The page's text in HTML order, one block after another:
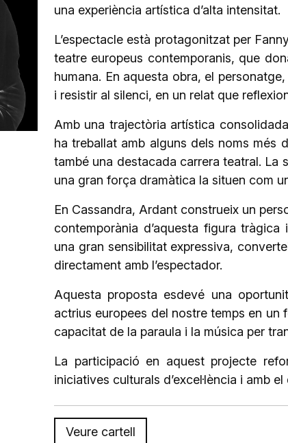
una experiència artística d’alta intensitat.
L’espectacle està protagonitzat per
teatre europeus contemporanis, que
humana. En aquesta obra, el
i resistir al silenci, en un relat que
Amb una trajectòria artística
ha treballat amb alguns dels noms més
també una destacada carrera teatral. La
una gran força dramàtica la situen com
En Cassandra, Ardant construeix un
contemporània d’aquesta figura
una gran sensibilitat expressiva,
directament amb l’espectador.
Aquesta proposta esdevé una
actrius europees del nostre temps en
capacitat de la paraula i la música per
La participació en aquest projecte
iniciatives culturals d’excel·lència i amb
Veure cartell